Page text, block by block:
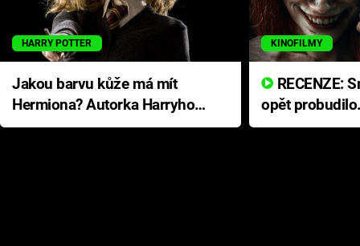
HARRY POTTER
Jakou barvu kůže má mít
Hermiona? Autorka Harryho
Pottera přišla s ráznou
KINOFILMY
opět
přichází s